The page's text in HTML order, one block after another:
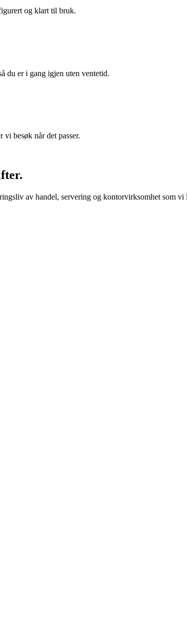
og klart til bruk.
du er i gang igjen uten ventetid.
vi besøk når det passer.
av handel, servering og kontorvirksomhet som